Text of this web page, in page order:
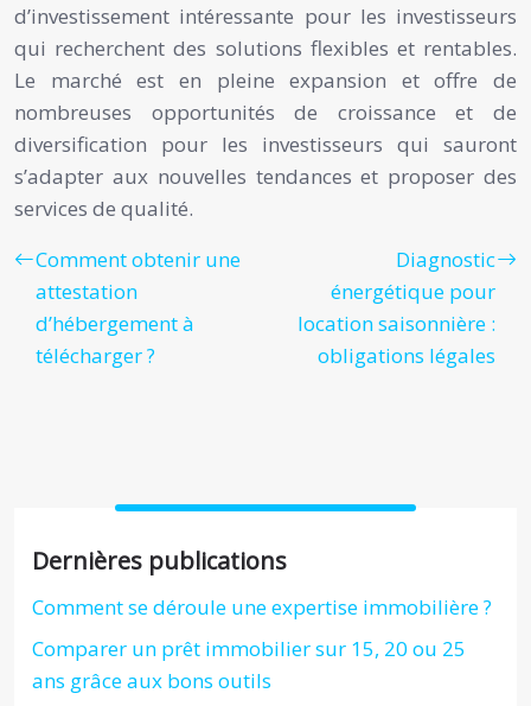
d’investissement intéressante pour les investisseurs
qui recherchent des solutions flexibles et rentables.
Le marché est en pleine expansion et offre de
nombreuses opportunités de croissance et de
diversification pour les investisseurs qui sauront
s’adapter aux nouvelles tendances et proposer des
services de qualité.
Comment obtenir une
attestation
d’hébergement à
télécharger ?
Diagnostic
énergétique pour
location saisonnière :
obligations légales
Dernières publications
Comment se déroule une expertise immobilière ?
Comparer un prêt immobilier sur 15, 20 ou 25
ans grâce aux bons outils